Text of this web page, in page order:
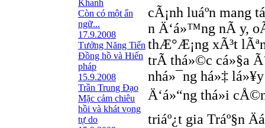
Khanh
Còn có một ẩn
ngữ...
17.9.2008
Tưởng Năng Tiến
Đồng hồ và Hiến
pháp
15.9.2008
Trần Trung Đạo
Mặc cảm chiêu
hồi và khát vọng
tự do
cÃ¡nh luáº­n mang
n Ä‘á»™ng nÃ y,
thÆ°Æ¡ng xÃ³t
trÃ­ thá»©c cá»§a
nhá»¯ng há»‡
Ä‘á»“ng thá»i
triáº¿t gia Tráº§n